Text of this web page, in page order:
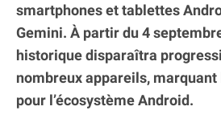
smartphones et tablettes
Gemini. À partir du 4
historique disparaîtra
nombreux appareils, marquant
pour l’écosystème Android.